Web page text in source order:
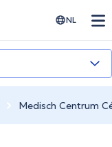
NL
Medisch Centrum